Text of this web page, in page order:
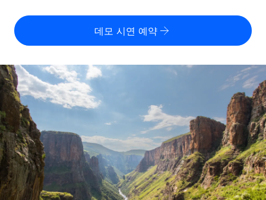
PEO
복잡한 고용 업무를 아웃소싱
인프라
Remote 통합
HR을 워크플로에 매끄럽게 통합
플랫폼
Remote와 다른 솔루션 비교
다른 업체들과 비교해보기
성장 단계
스타트업
성장하는 기업을 위한 민첩한 글로벌 HR 및 급여 솔루션
중견기업
맞춤형 HR 솔루션으로 팀 확장
엔터프라이즈
대기업을 위한 글로벌 HR
국가별 총 인건비 계산
글로벌 계약직을 위한 통화 옵션과 지급 소요 시간 확인
REMOTE와 함께 배우기
리서치 및 가이드
사례 연구
HR 용어집
한국어
English
Nederlands
Français
Deutsch
Español
Italiano
데모 시연 예약